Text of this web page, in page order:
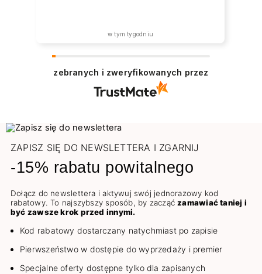
w tym tygodniu
zebranych i zweryfikowanych przez
ZAPISZ SIĘ DO NEWSLETTERA I ZGARNIJ
-15% rabatu powitalnego
Dołącz do newslettera i aktywuj swój jednorazowy kod
rabatowy. To najszybszy sposób, by zacząćzamawiać taniej i
być zawsze krok przed innymi.
Kod rabatowy dostarczany natychmiast po zapisie
Pierwszeństwo w dostępie do wyprzedaży i premier
Specjalne oferty dostępne tylko dla zapisanych